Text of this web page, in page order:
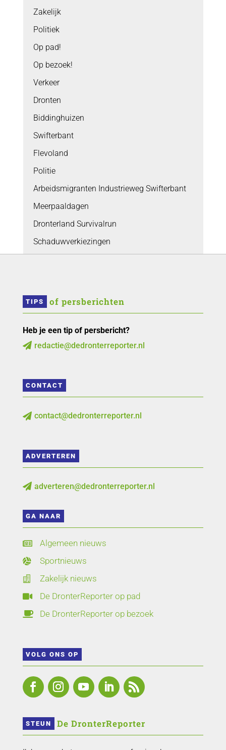
Zakelijk
Politiek
Op pad!
Op bezoek!
Verkeer
Dronten
Biddinghuizen
Swifterbant
Flevoland
Politie
Arbeidsmigranten Industrieweg Swifterbant
Meerpaaldagen
Dronterland Survivalrun
Schaduwverkiezingen
TIPS of persberichten
Heb je een tip of persbericht?
 redactie@dedronterreporter.nl
CONTACT
 contact@dedronterreporter.nl
ADVERTEREN
 adverteren@dedronterreporter.nl
GA NAAR
 Algemeen nieuws
 Sportnieuws
 Zakelijk nieuws
 De DronterReporter op pad
 De DronterReporter op bezoek
VOLG ONS OP
STEUN De DronterReporter